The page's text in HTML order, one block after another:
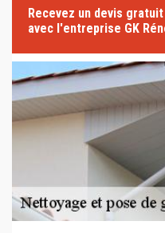
Recevez un devis
avec l'entreprise GK